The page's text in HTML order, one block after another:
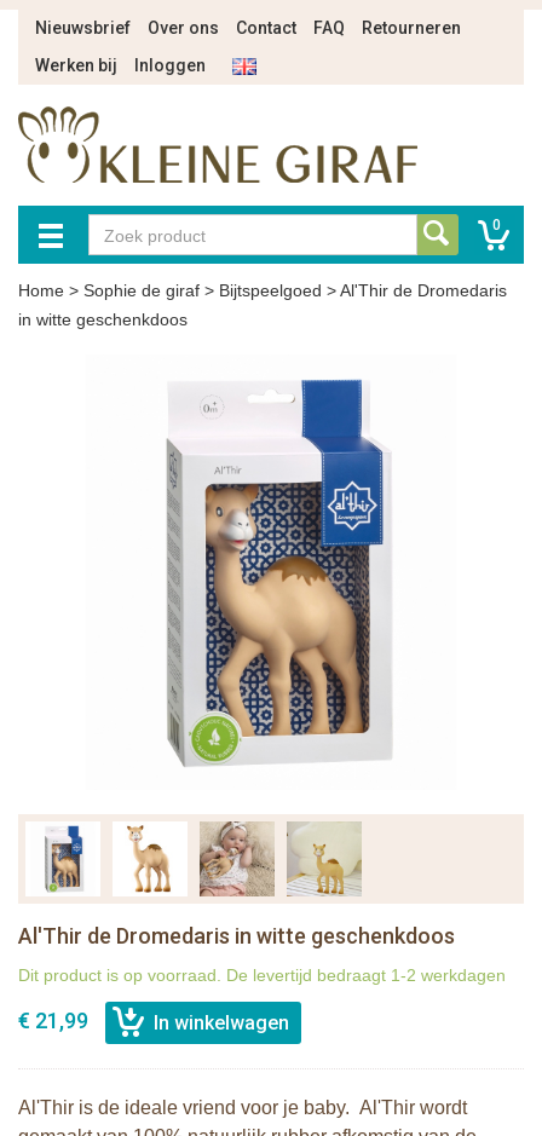
Nieuwsbrief Over ons Contact FAQ
Retourneren
Werken bij
Inloggen
0
Home > Sophie de giraf > Bijtspeelgoed >Al'Thir de Dromedaris
in witte geschenkdoos
Al'Thir de Dromedaris in witte geschenkdoos
Dit product is op voorraad. De levertijd bedraagt 1-2 werkdagen
€ 21,99
Al'Thir is de ideale vriend voor je baby. Al'Thir wordt